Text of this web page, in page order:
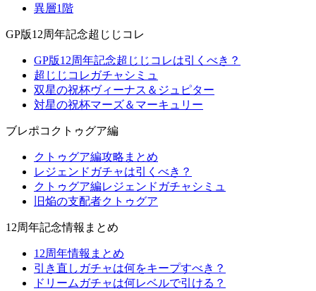
異層1階
GP版12周年記念超じじコレ
GP版12周年記念超じじコレは引くべき？
超じじコレガチャシミュ
双星の祝杯ヴィーナス＆ジュピター
対星の祝杯マーズ＆マーキュリー
ブレポコクトゥグア編
クトゥグア編攻略まとめ
レジェンドガチャは引くべき？
クトゥグア編レジェンドガチャシミュ
旧焔の支配者クトゥグア
12周年記念情報まとめ
12周年情報まとめ
引き直しガチャは何をキープすべき？
ドリームガチャは何レベルで引ける？